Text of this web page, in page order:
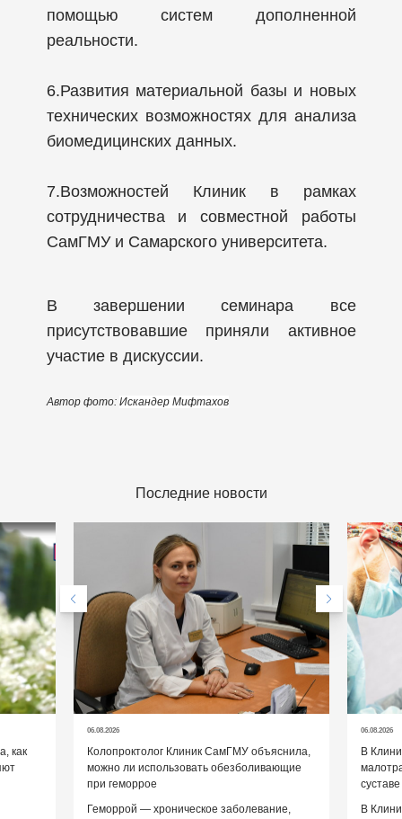
помощью систем дополненной
реальности.
6.Развития материальной базы и новых
технических возможностях для анализа
биомедицинских данных.
7.Возможностей Клиник в рамках
сотрудничества и совместной работы
СамГМУ и Самарского университета.
В завершении семинара все
присутствовавшие приняли активное
участие в дискуссии.
Автор фото: Искандер Мифтахов
Последние новости
как
06.08.2026
Колопроктолог Клиник СамГМУ объяснила,
можно ли использовать обезболивающие
при геморрое
Геморрой — хроническое заболевание,
06.08.2026
В
суставе
В